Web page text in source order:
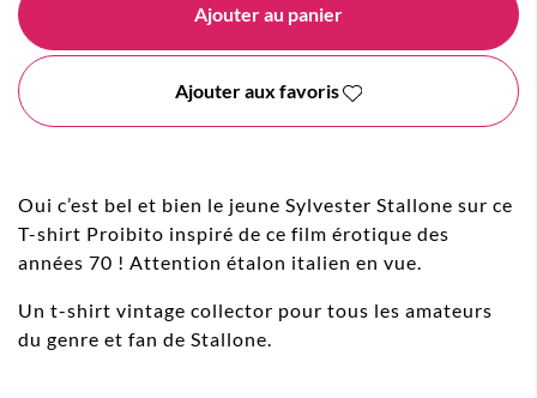
Ajouter au panier
Ajouter aux favoris
Oui c’est bel et bien le jeune Sylvester Stallone sur ce
T-shirt Proibito inspiré de ce film érotique des
années 70 ! Attention étalon italien en vue.
Un t-shirt vintage collector pour tous les amateurs
du genre et fan de Stallone.